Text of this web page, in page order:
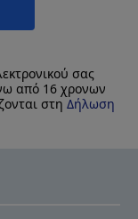
σας
από 16 χρονων
στη Δήλωση